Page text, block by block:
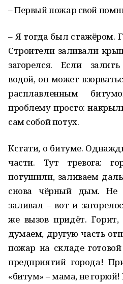
– Первый пожар свой
– Я тогда был стажёром.
Строители заливали
загорелся. Если
водой, он может
расплавленным
проблему просто:
сам собой потух.
Кстати, о битуме.
части. Тут тревога:
потушили, заливаем
снова чёрный дым. Не
заливал – вот и
же вызов придёт.
думаем, другую часть
пожар на складе
предприятий города!
«битум» – мама, не горюй!